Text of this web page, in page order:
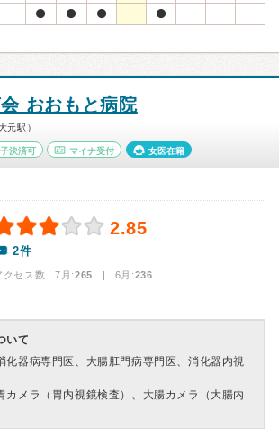
おおもと病院
元駅）
決済可 マイナ受付 女医在籍
2.85
2件
クセス数 7月:265 | 6月:236
いて
化器病専門医、大腸肛門病専門医、消化器内視
カメラ（胃内視鏡検査）、大腸カメラ（大腸内